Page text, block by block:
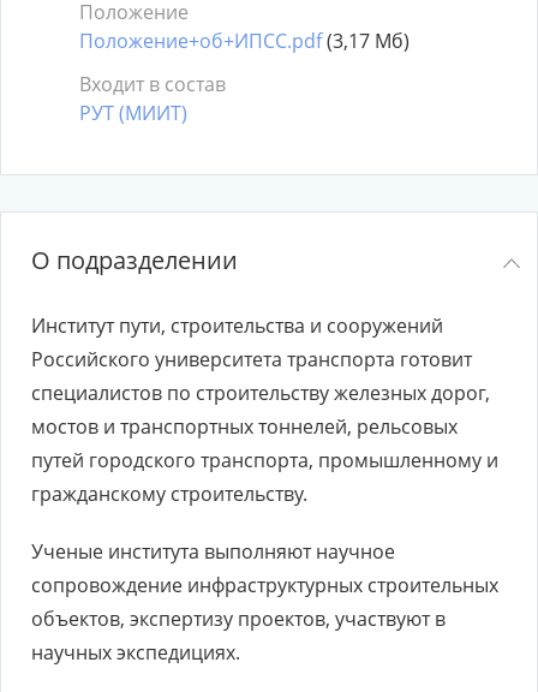
Положение
Положение+об+ИПСС.pdf(3,17 Мб)
Входит в состав
РУТ (МИИТ)
О подразделении
Институт пути, строительства и сооружений
Российского университета транспорта готовит
специалистов по строительству железных дорог,
мостов и транспортных тоннелей, рельсовых
путей городского транспорта, промышленному и
гражданскому строительству.
Ученые института выполняют научное
сопровождение инфраструктурных строительных
объектов, экспертизу проектов, участвуют в
научных экспедициях.